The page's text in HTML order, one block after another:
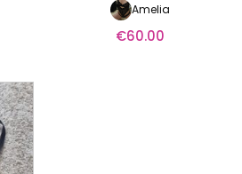
Amelia
€60.00